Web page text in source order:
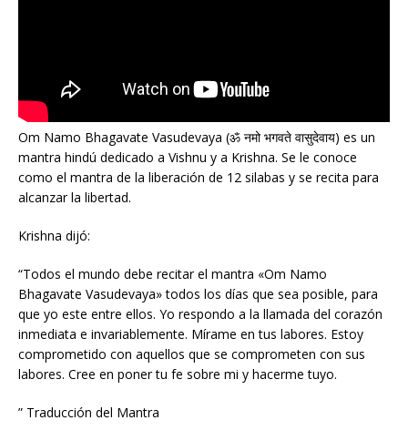
Om Namo Bhagavate Vasudevaya (ॐ नमो भगवते वासुदेवाय) es un
mantra hindú dedicado a Vishnu y a Krishna. Se le conoce
como el mantra de la liberación de 12 silabas y se recita para
alcanzar la libertad.
Krishna dijó:
“Todos el mundo debe recitar el mantra «Om Namo
Bhagavate Vasudevaya» todos los días que sea posible, para
que yo este entre ellos. Yo respondo a la llamada del corazón
inmediata e invariablemente. Mírame en tus labores. Estoy
comprometido con aquellos que se comprometen con sus
labores. Cree en poner tu fe sobre mi y hacerme tuyo.
” Traducción del Mantra